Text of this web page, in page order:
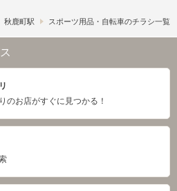
秋鹿町駅 スポーツ用品・自転車のチラシ一覧
のお店がすぐに見つかる！